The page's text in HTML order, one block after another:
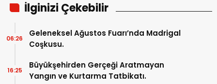
İlginizi Çekebilir
Geleneksel Ağustos Fuarı’nda Madrigal
Coşkusu.
06:26
Büyükşehirden Gerçeği Aratmayan
Yangın ve Kurtarma Tatbikatı.
16:25